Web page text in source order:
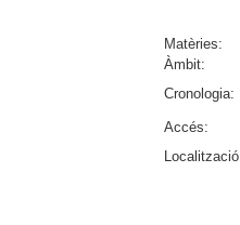
Matèries:
Àmbit:
Cronologia:
Accés: